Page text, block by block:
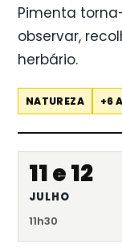
Pimenta
observar,
herbário.
NATUREZA +6
11 e 12
JULHO
11h30